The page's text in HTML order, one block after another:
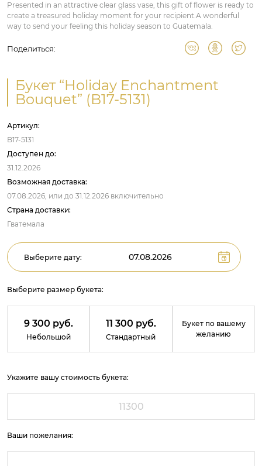
Presented in an attractive clear glass vase, this gift of flower is ready to
create a treasured holiday moment for your recipient.A wonderful
way to send your feeling this holiday season to Guatemala.
Поделиться:
Букет “Holiday Enchantment
Bouquet” (B17-5131)
Артикул:
B17-5131
Доступен до:
31.12.2026
Возможная доставка:
07.08.2026, или до 31.12.2026 включительно
Страна доставки:
Гватемала
Выберите дату:
Выберите размер букета:
9 300 руб.
Небольшой
11 300 руб.
Стандартный
Букет по вашему
желанию
Укажите вашу стоимость букета:
Ваши пожелания: